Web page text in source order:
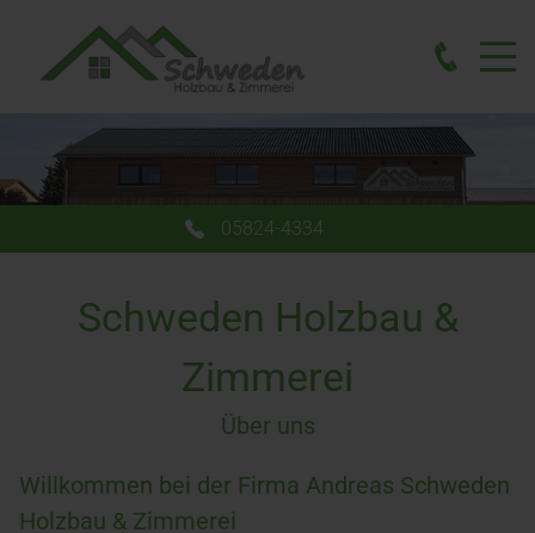
05824-4334
Schweden Holzbau &
Zimmerei
Über uns
Willkommen bei der Firma Andreas Schweden
Holzbau & Zimmerei